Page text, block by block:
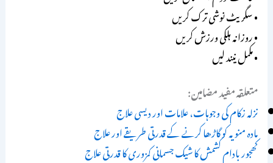
• سگریٹ نوشی ترک کریں
• روزانہ ہلکی ورزش کریں
• مکمل نیند لیں
متعلقہ مفید مضامین:
نزلہ زکام کی وجوہات، علامات اور دیسی علاج
مادہ منویہ کو گاڑھا کرنے کے قدرتی طریقے اور علاج
کھجور بادام کشمش کا شیک جسمانی کمزوری کا قدرتی علاج